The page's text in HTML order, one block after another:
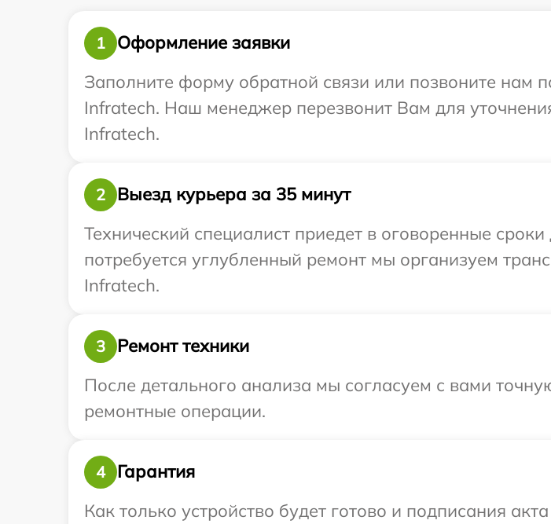
1
Оформление заявки
Заполните форму обратной связи или позвоните нам
Infratech. Наш менеджер перезвонит Вам для
Infratech.
2
Выезд курьера за 35 минут
Технический специалист приедет в оговоренные
потребуется углубленный ремонт мы организуем
Infratech.
3
Ремонт техники
После детального анализа мы согласуем с вами
ремонтные операции.
4
Гарантия
Как только устройство будет готово и подписания